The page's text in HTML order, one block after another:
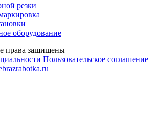
резки
оборудование
права защищены
Пользовательское соглашение